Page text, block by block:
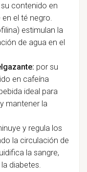
contenido en
el té negro.
estimulan la
de agua en el
por su
en cafeína
ideal para
mantener la
y regula los
la circulación de
la sangre,
diabetes.